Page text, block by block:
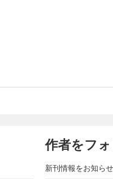
作者をフ
新刊情報をお知らせ